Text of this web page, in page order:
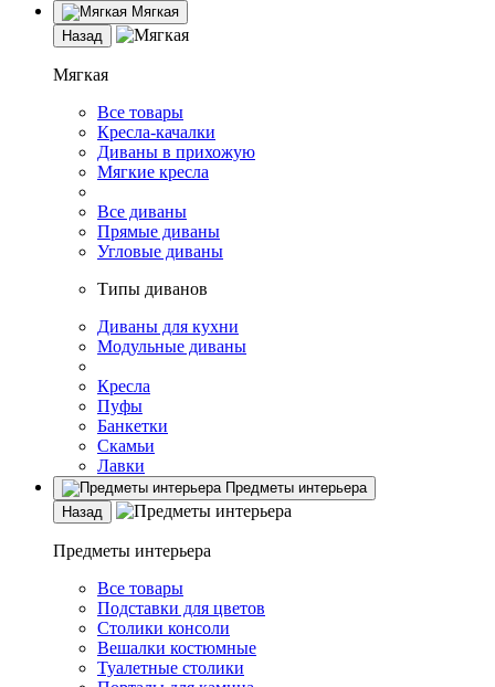
Мягкая
Назад
Мягкая
Все товары
Кресла-качалки
Диваны в прихожую
Мягкие кресла
Все диваны
Прямые диваны
Угловые диваны
Типы диванов
Диваны для кухни
Модульные диваны
Кресла
Пуфы
Банкетки
Скамьи
Лавки
Предметы интерьера
Назад
Предметы интерьера
Все товары
Подставки для цветов
Столики консоли
Вешалки костюмные
Туалетные столики